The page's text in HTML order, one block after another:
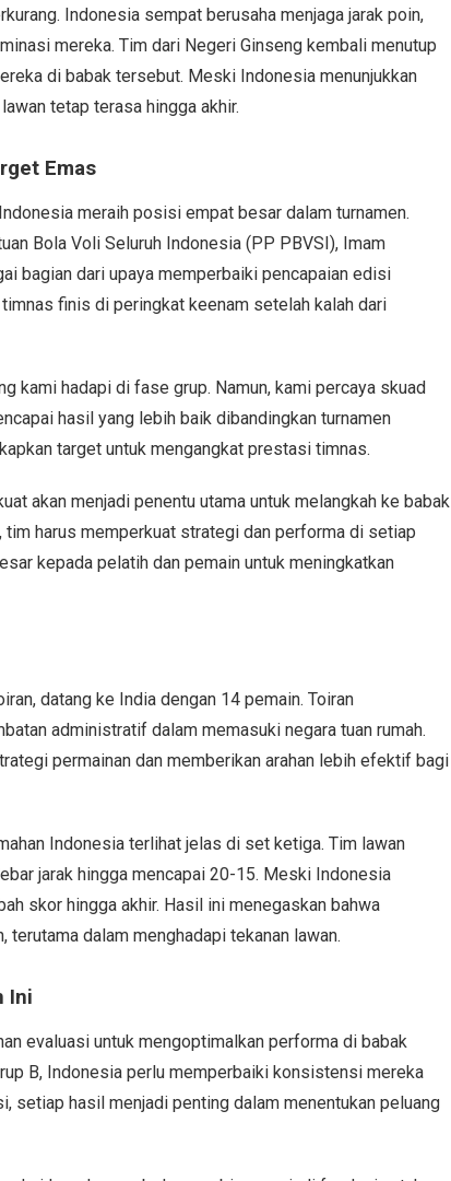
Indonesia sempat berusaha menjaga jarak poin,
mereka. Tim dari Negeri Ginseng kembali menutup
di babak tersebut. Meski Indonesia menunjukkan
tetap terasa hingga akhir.
Emas
meraih posisi empat besar dalam turnamen.
Bola Voli Seluruh Indonesia (PP PBVSI), Imam
bagian dari upaya memperbaiki pencapaian edisi
finis di peringkat keenam setelah kalah dari
kami hadapi di fase grup. Namun, kami percaya skuad
hasil yang lebih baik dibandingkan turnamen
target untuk mengangkat prestasi timnas.
akan menjadi penentu utama untuk melangkah ke babak
harus memperkuat strategi dan performa di setiap
kepada pelatih dan pemain untuk meningkatkan
datang ke India dengan 14 pemain. Toiran
administratif dalam memasuki negara tuan rumah.
permainan dan memberikan arahan lebih efektif bagi
Indonesia terlihat jelas di set ketiga. Tim lawan
jarak hingga mencapai 20-15. Meski Indonesia
skor hingga akhir. Hasil ini menegaskan bahwa
dalam menghadapi tekanan lawan.
Ini
evaluasi untuk mengoptimalkan performa di babak
B, Indonesia perlu memperbaiki konsistensi mereka
setiap hasil menjadi penting dalam menentukan peluang